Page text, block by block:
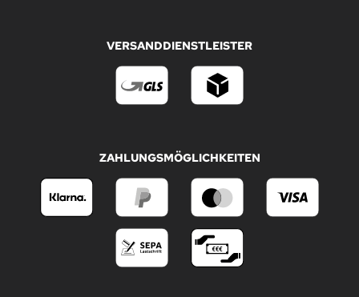
VERSANDDIENSTLEISTER
ZAHLUNGSMÖGLICHKEITEN